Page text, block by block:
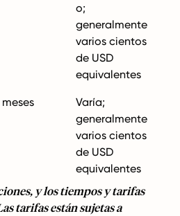
o;
generalmente
varios cientos
de USD
equivalentes
Varía;
generalmente
varios cientos
de USD
equivalentes
y los tiempos y tarifas
tarifas están sujetas a